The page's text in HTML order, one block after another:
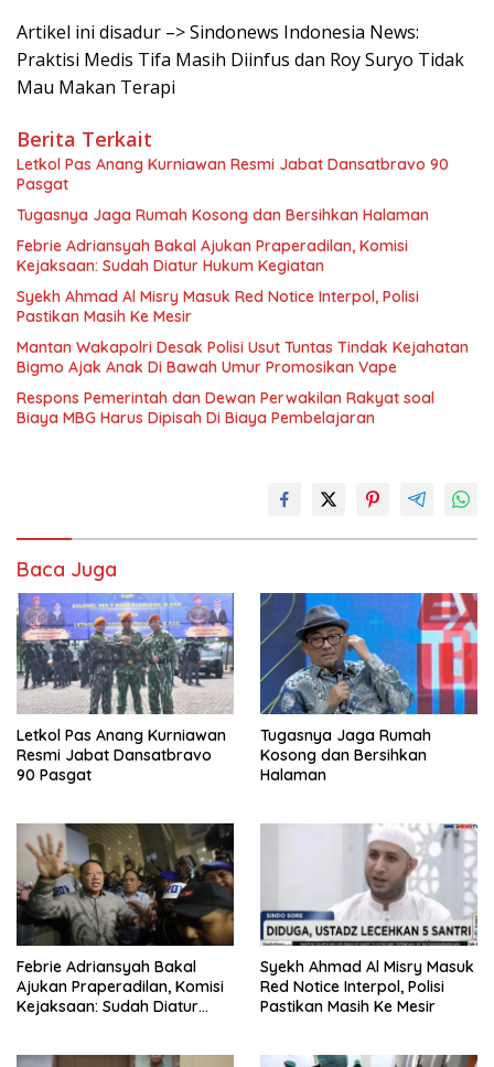
Artikel ini disadur –> Sindonews Indonesia News:
Praktisi Medis Tifa Masih Diinfus dan Roy Suryo Tidak
Mau Makan Terapi
Berita Terkait
Letkol Pas Anang Kurniawan Resmi Jabat Dansatbravo 90
Pasgat
Tugasnya Jaga Rumah Kosong dan Bersihkan Halaman
Febrie Adriansyah Bakal Ajukan Praperadilan, Komisi
Kejaksaan: Sudah Diatur Hukum Kegiatan
Syekh Ahmad Al Misry Masuk Red Notice Interpol, Polisi
Pastikan Masih Ke Mesir
Mantan Wakapolri Desak Polisi Usut Tuntas Tindak Kejahatan
Bigmo Ajak Anak Di Bawah Umur Promosikan Vape
Respons Pemerintah dan Dewan Perwakilan Rakyat soal
Biaya MBG Harus Dipisah Di Biaya Pembelajaran
Baca Juga
Letkol Pas Anang Kurniawan
Resmi Jabat Dansatbravo
90 Pasgat
Tugasnya Jaga Rumah
Kosong dan Bersihkan
Halaman
Febrie Adriansyah Bakal
Ajukan Praperadilan, Komisi
Kejaksaan: Sudah Diatur
Syekh Ahmad Al Misry Masuk
Red Notice Interpol, Polisi
Pastikan Masih Ke Mesir